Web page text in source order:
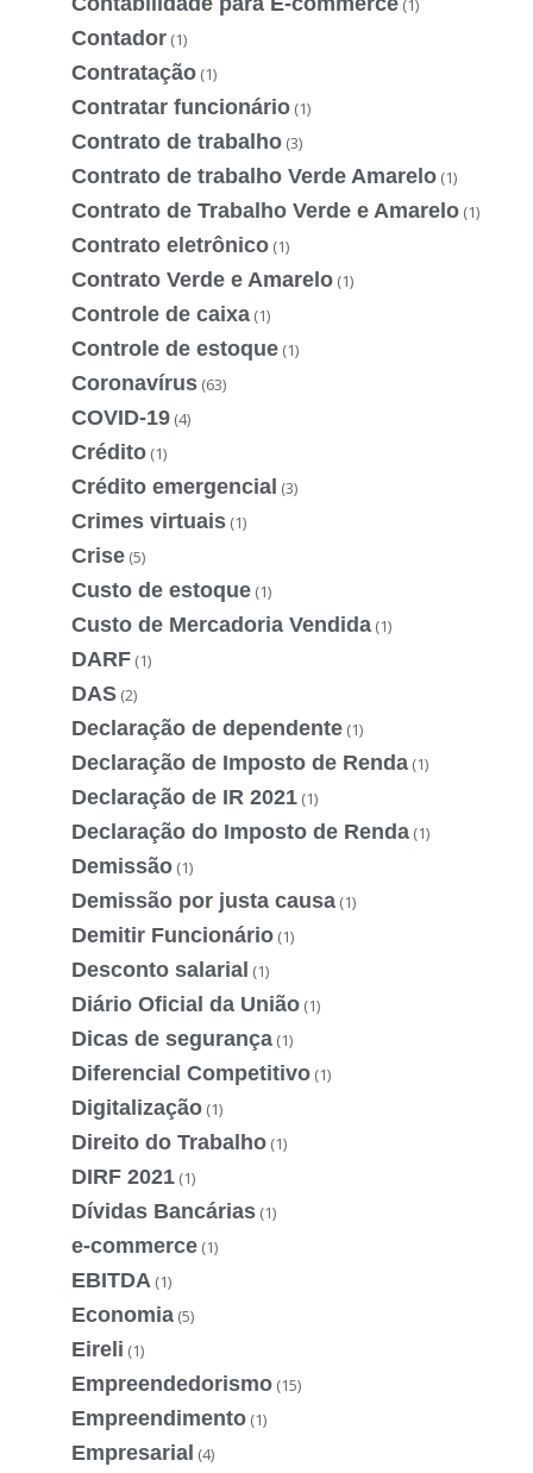
(1)
Contador (1)
Contratação (1)
Contratar funcionário (1)
Contrato de trabalho (3)
Contrato de trabalho Verde Amarelo (1)
Contrato de Trabalho Verde e Amarelo (1)
Contrato eletrônico (1)
Contrato Verde e Amarelo (1)
Controle de caixa (1)
Controle de estoque (1)
Coronavírus (63)
COVID-19 (4)
Crédito (1)
Crédito emergencial (3)
Crimes virtuais (1)
Crise (5)
Custo de estoque (1)
Custo de Mercadoria Vendida (1)
DARF (1)
DAS (2)
Declaração de dependente (1)
Declaração de Imposto de Renda (1)
Declaração de IR 2021 (1)
Declaração do Imposto de Renda (1)
Demissão (1)
Demissão por justa causa (1)
Demitir Funcionário (1)
Desconto salarial (1)
Diário Oficial da União (1)
Dicas de segurança (1)
Diferencial Competitivo (1)
Digitalização (1)
Direito do Trabalho (1)
DIRF 2021 (1)
Dívidas Bancárias (1)
e-commerce (1)
EBITDA (1)
Economia (5)
Eireli (1)
Empreendedorismo (15)
Empreendimento (1)
Empresarial (4)